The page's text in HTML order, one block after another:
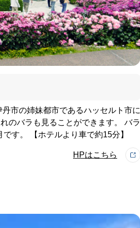
市の姉妹都市であるハッセルト市に
のバラも見ることができます。 バラ
す。 【ホテルより車で約15分】
HPはこちら